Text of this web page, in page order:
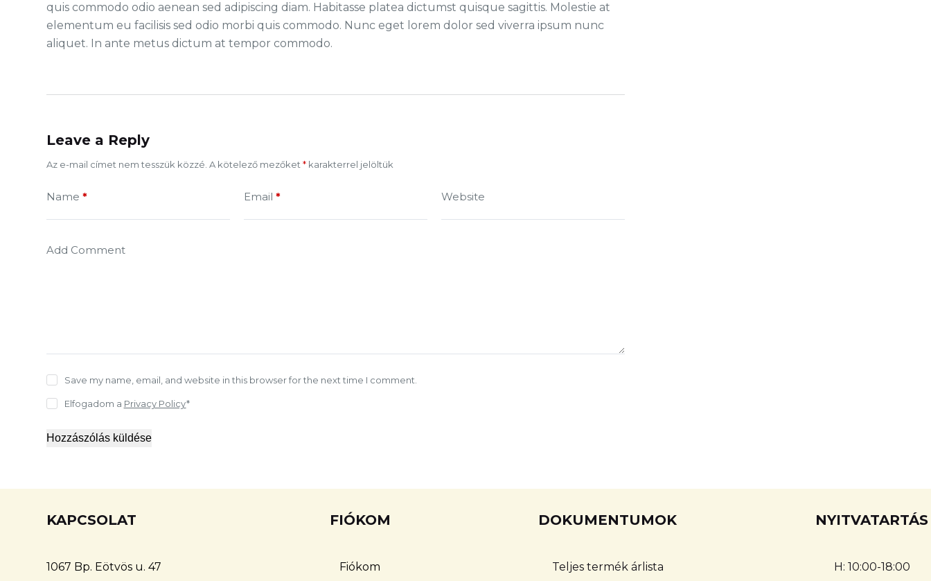
quis commodo odio aenean sed adipiscing diam. Habitasse platea dictumst quisque sagittis. Molestie at
elementum eu facilisis sed odio morbi quis commodo. Nunc eget lorem dolor sed viverra ipsum nunc
aliquet. In ante metus dictum at tempor commodo.
Leave a Reply
Az e-mail címet nem tesszük közzé. A kötelező mezőket* karakterrel jelöltük
Name * Email * Website
Add Comment
Save my name, email, and website in this browser for the next time I comment.
Elfogadom a Privacy Policy*
Hozzászólás küldése
KAPCSOLAT
1067 Bp. Eötvös u. 47
FIÓKOM
Fiókom
DOKUMENTUMOK
Teljes termék árlista
NYITVATARTÁS
H: 10:00-18:00